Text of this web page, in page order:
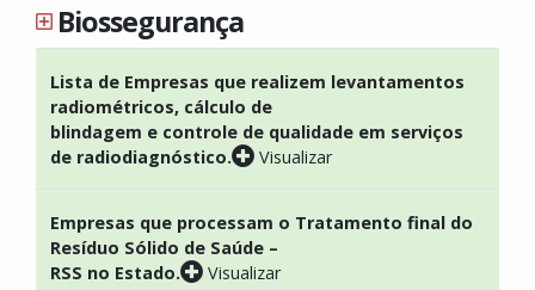
Biossegurança
Lista de Empresas que realizem levantamentos
radiométricos, cálculo de
blindagem e controle de qualidade em serviços
de radiodiagnóstico.
Visualizar
Empresas que processam o Tratamento final do
Resíduo Sólido de Saúde –
RSS no Estado.
Visualizar